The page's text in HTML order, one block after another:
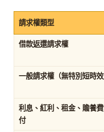
請求權類型
借款返還請求權
一般請求權（無特別短時效
利息、紅利、租金、贍養
付